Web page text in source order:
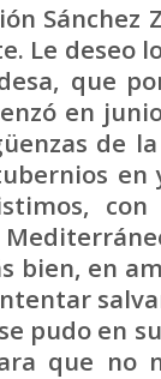
Sánchez
Le deseo
que
en
de
en
pudo en
que no